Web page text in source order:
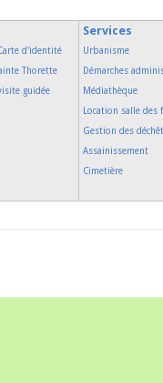
d'identité
Thorette
guidée
Services
Urbanisme
Démarches
Médiathèque
Location salle des
Gestion des
Assainissement
Cimetière